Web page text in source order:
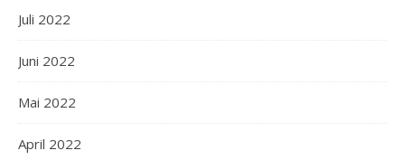
Juli 2022
Juni 2022
Mai 2022
April 2022